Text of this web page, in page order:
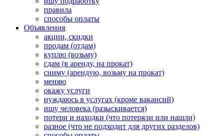
правила
способы оплаты
Объявления
акции, скидки
продам (отдам)
куплю (возьму)
сдам (в аренду, на прокат)
сниму (арендую, возьму на прокат)
меняю
окажу услуги
нуждаюсь в услугах (кроме вакансий)
ищу человека (разыскивается)
потери и находки (что потеряли или нашли)
разное (что не подходит для других разделов)